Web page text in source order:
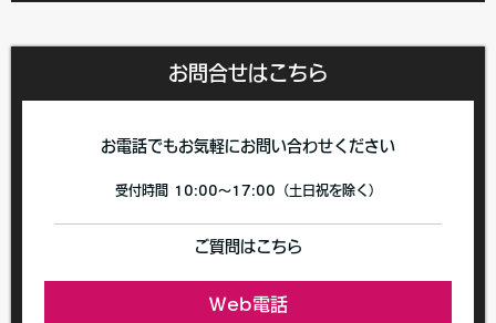
お問合せはこちら
お電話でもお気軽にお問い合わせください
受付時間 10:00〜17:00（土日祝を除く）
ご質問はこちら
Web電話